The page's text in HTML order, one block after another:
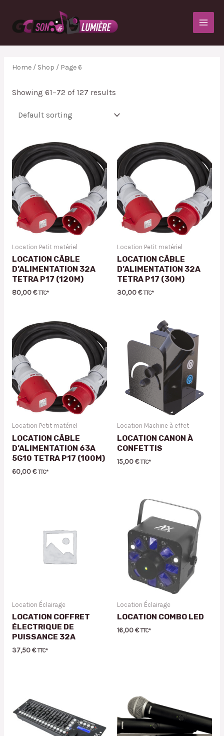
Home/ Shop / Page 6
Showing 61–72 of 127 results
Location Petit matériel
LOCATION CÂBLE
D’ALIMENTATION 32A
TETRA P17 (120M)
80,00€ TTC*
Location Petit matériel
LOCATION CÂBLE
D’ALIMENTATION 32A
TETRA P17 (30M)
30,00€ TTC*
Location Petit matériel
LOCATION CÂBLE
D’ALIMENTATION 63A
5G10 TETRA P17 (100M)
60,00€ TTC*
Location Machine à effet
LOCATION CANON À
CONFETTIS
15,00€ TTC*
Location Éclairage
LOCATION COFFRET
ÉLECTRIQUE DE
PUISSANCE 32A
37,50€ TTC*
Location Éclairage
LOCATION COMBO LED
16,00€ TTC*